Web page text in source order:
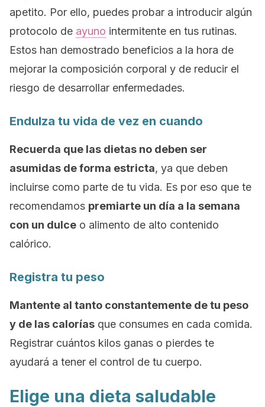
apetito. Por ello, puedes probar a introducir algún
protocolo de ayuno intermitente en tus rutinas.
Estos han demostrado beneficios a la hora de
mejorar la composición corporal y de reducir el
riesgo de desarrollar enfermedades.
Endulza tu vida de vez en cuando
Recuerda que las dietas no deben ser
asumidas de forma estricta, ya que deben
incluirse como parte de tu vida. Es por eso que te
recomendamos premiarte un día a la semana
con un dulce o alimento de alto contenido
calórico.
Registra tu peso
Mantente al tanto constantemente de tu peso
y de las calorías que consumes en cada comida.
Registrar cuántos kilos ganas o pierdes te
ayudará a tener el control de tu cuerpo.
Elige una dieta saludable